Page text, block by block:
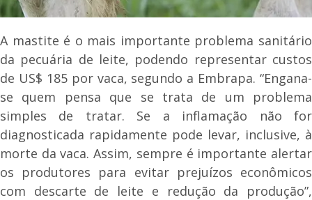
A mastite é o mais importante problema sanitário
da pecuária de leite, podendo representar custos
de US$ 185 por vaca, segundo a Embrapa. “Engana-
se quem pensa que se trata de um problema
simples de tratar. Se a inflamação não for
diagnosticada rapidamente pode levar, inclusive, à
morte da vaca. Assim, sempre é importante alertar
os produtores para evitar prejuízos econômicos
com descarte de leite e redução da produção”,